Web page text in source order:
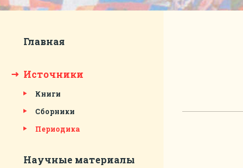
Главная
Источники
Книги
Сборники
Периодика
Научные материалы